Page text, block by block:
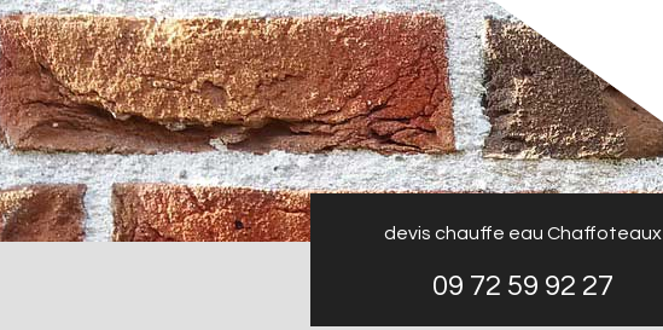
devis chauffe eau Chaffoteaux
09 72 59 92 27